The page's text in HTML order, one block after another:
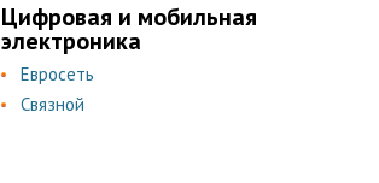
Цифровая и мобильная
электроника
Евросеть
Связной